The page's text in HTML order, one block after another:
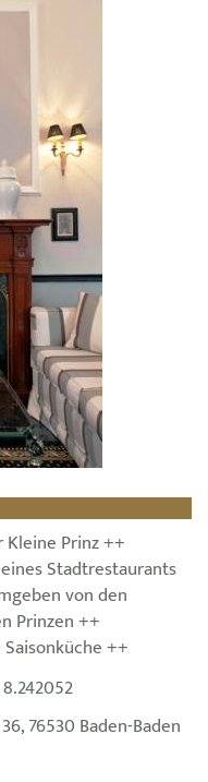
Prinz ++
Stadtrestaurants
von den
Prinzen ++
++
76530 Baden-Baden